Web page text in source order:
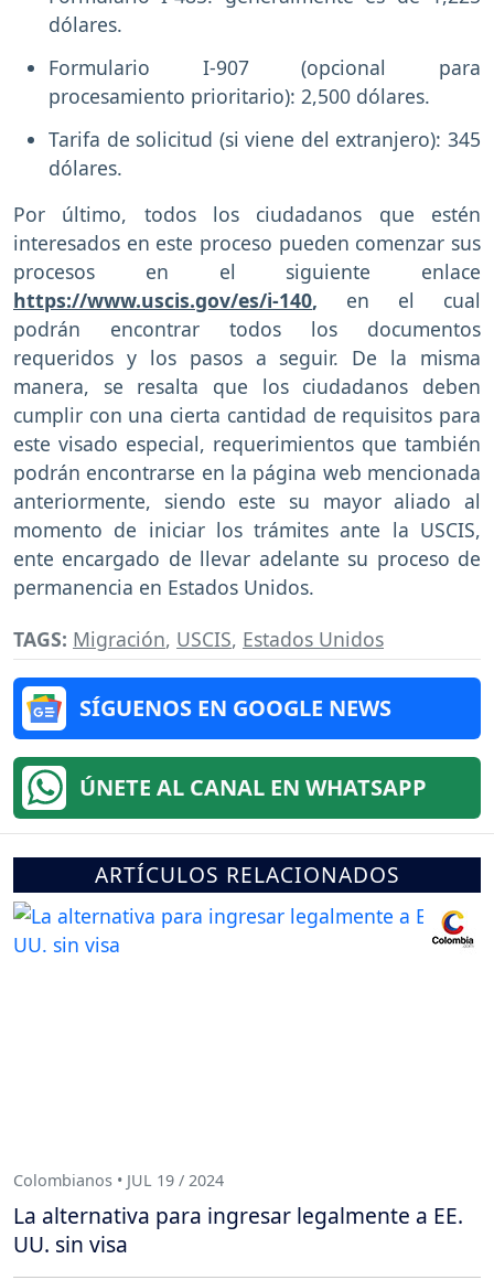
dólares.
Formulario I-907 (opcional para
procesamiento prioritario): 2,500 dólares.
Tarifa de solicitud (si viene del extranjero): 345
dólares.
Por último, todos los ciudadanos que estén
interesados en este proceso pueden comenzar sus
procesos en el siguiente enlace
https://www.uscis.gov/es/i-140, en el cual
podrán encontrar todos los documentos
requeridos y los pasos a seguir. De la misma
manera, se resalta que los ciudadanos deben
cumplir con una cierta cantidad de requisitos para
este visado especial, requerimientos que también
podrán encontrarse en la página web mencionada
anteriormente, siendo este su mayor aliado al
momento de iniciar los trámites ante la USCIS,
ente encargado de llevar adelante su proceso de
permanencia en Estados Unidos.
TAGS: Migración, USCIS, Estados Unidos
SÍGUENOS EN GOOGLE NEWS
ÚNETE AL CANAL EN WHATSAPP
ARTÍCULOS RELACIONADOS
Colombianos • JUL 19 / 2024
La alternativa para ingresar legalmente a EE.
UU. sin visa